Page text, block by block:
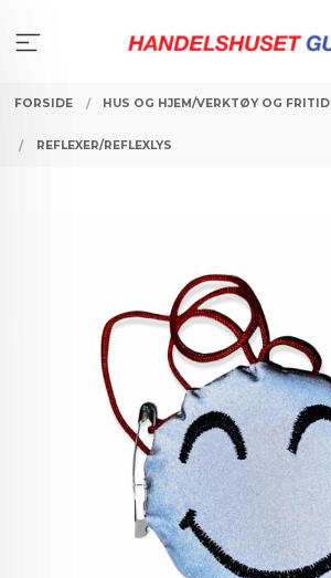
innholdet
FORSIDE HUS OG HJEM/VERKTØY OG FRITID
REFLEXER/REFLEXLYS